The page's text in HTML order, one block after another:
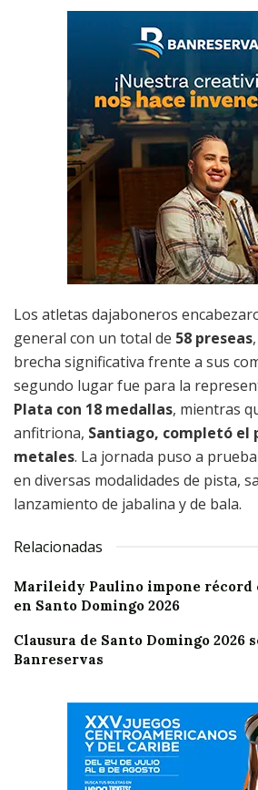
Los atletas dajaboneros
general con un total de 58 preseas
brecha significativa frente a sus
segundo lugar fue para la
Plata con 18 medallas, mientras
anfitriona, Santiago, completó el
metales. La jornada puso a
en diversas modalidades de pista,
lanzamiento de jabalina y de bala.
Relacionadas
Marileidy Paulino impone récord
en Santo Domingo 2026
Clausura de Santo Domingo 2026
Banreservas